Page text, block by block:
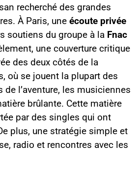
recherché des grandes
À Paris, une écoute privée
soutiens du groupe à la Fnac
une couverture critique
des deux côtés de la
où se jouent la plupart des
l’aventure, les musiciennes
brûlante. Cette matière
par des singles qui ont
plus, une stratégie simple et
radio et rencontres avec les